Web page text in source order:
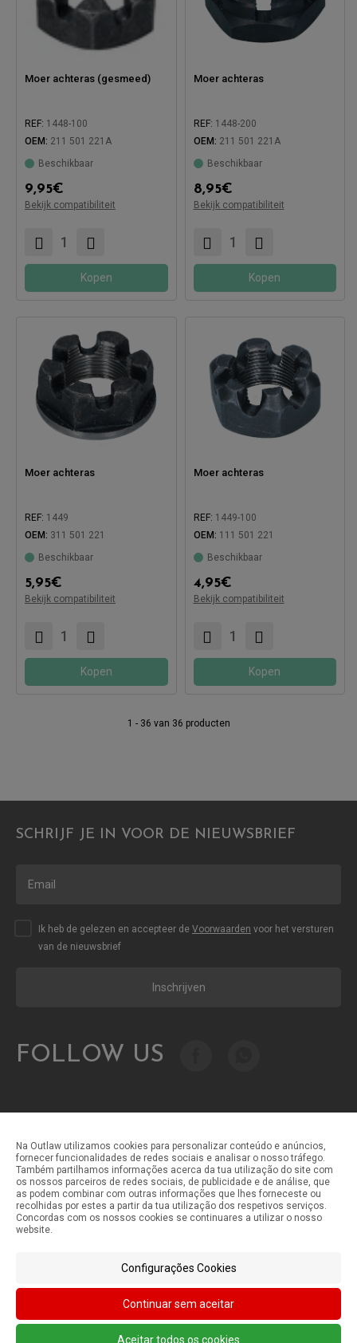
Moer achteras (gesmeed)
REF: 1448-100
OEM: 211 501 221A
Beschikbaar
9,95€
Bekijk compatibiliteit
Kopen
Moer achteras
REF: 1448-200
OEM: 211 501 221A
Beschikbaar
8,95€
Bekijk compatibiliteit
Kopen
Moer achteras
REF: 1449
OEM: 311 501 221
Beschikbaar
5,95€
Bekijk compatibiliteit
Compatibel met:
Kopen
Moer achteras
REF: 1449-100
OEM: 111 501 221
Beschikbaar
4,95€
Bekijk compatibiliteit
Compatibel met:
Kopen
1 - 36 van 36 producten
SCHRIJF JE IN VOOR DE NIEUWSBRIEF
Inschrijven
Ik heb de gelezen en accepteer de Voorwaarden voor het versturen
van de nieuwsbrief
FOLLOW US
Betaalmethoden
Verzendmethoden
©Outlaw Parts 2024 . Todos os direitos reservados.
Na Outlaw utilizamos cookies para personalizar conteúdo e anúncios,
fornecer funcionalidades de redes sociais e analisar o nosso tráfego.
Também partilhamos informações acerca da tua utilização do site com
os nossos parceiros de redes sociais, de publicidade e de análise, que
as podem combinar com outras informações que lhes forneceste ou
recolhidas por estes a partir da tua utilização dos respetivos serviços.
Concordas com os nossos cookies se continuares a utilizar o nosso
website.
Configurações Cookies
Continuar sem aceitar
Aceitar todos os cookies